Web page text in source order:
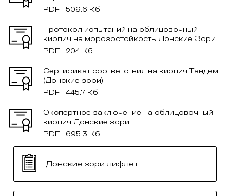
PDF , 509.6 Кб
Протокол испытаний на облицовочный
кирпич на морозостойкость Донские Зори
PDF , 204 Кб
Сертификат соответствия на кирпич Тандем
(Донские зори)
PDF , 445.7 Кб
Экспертное заключение на облицовочный
кирпич Донские зори
PDF , 695.3 Кб
Донские зори лифлет